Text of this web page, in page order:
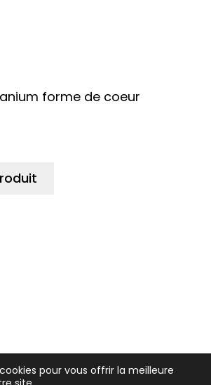
forme de coeur
pour vous offrir la meilleure